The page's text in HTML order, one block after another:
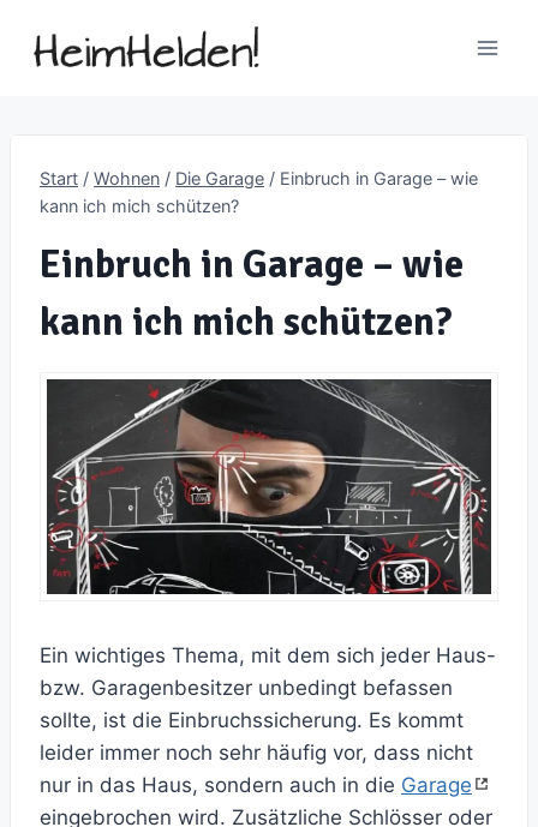
Inhalt
Start / Wohnen / Die Garage / Einbruch in Garage – wie
kann ich mich schützen?
Einbruch in Garage – wie
kann ich mich schützen?
Ein wichtiges Thema, mit dem sich jeder Haus-
bzw. Garagenbesitzer unbedingt befassen
sollte, ist die Einbruchssicherung. Es kommt
leider immer noch sehr häufig vor, dass nicht
nur in das Haus, sondern auch in die Garage
eingebrochen wird. Zusätzliche Schlösser oder